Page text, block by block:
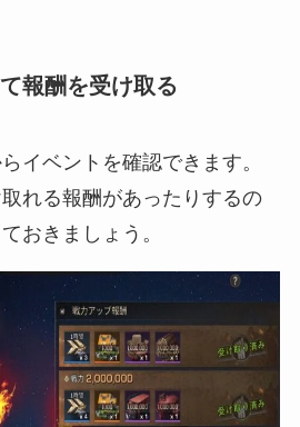
報酬を受け取る
イベントを確認できます。
れる報酬があったりするの
おきましょう。